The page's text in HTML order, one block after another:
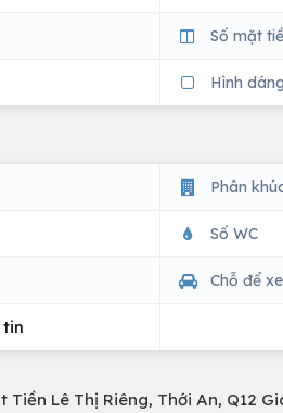
Số mặt
Hình dáng
Phân
Số WC
Chỗ để xe
tin
Lê Thị Riêng, Thới An, Q12